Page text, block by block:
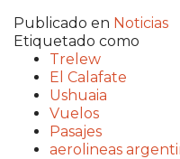
Publicado en Noticias
Etiquetado como
Trelew
El Calafate
Ushuaia
Vuelos
Pasajes
aerolineas